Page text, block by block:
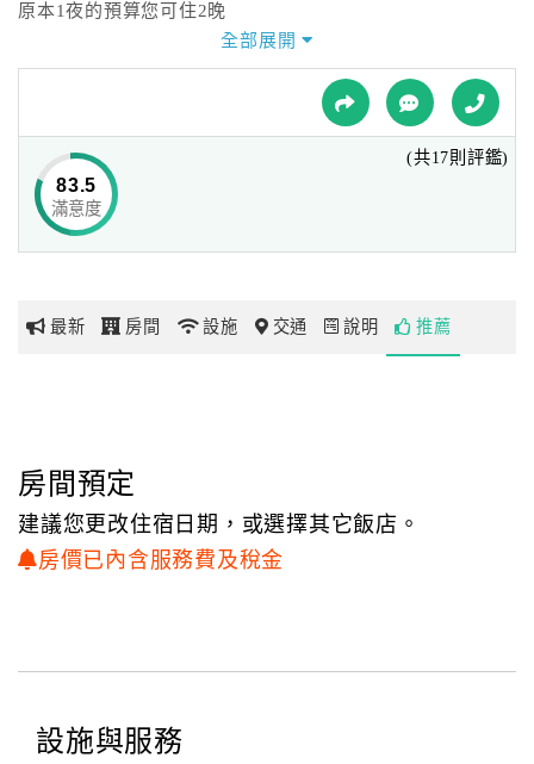
球
網
玩
地
圖
顧
顧
客
原本1夜的預算您可住2晚
將陸續在此揮灑創意
尚未塗鴉的素人房用超優惠的價格試賣
給愛旅遊風格獨具的您
全部展開
83.5
滿意度
(共17則評鑑)
最新 房間 設施 交通 說明 推薦
房間預定
建議您更改住宿日期，或選擇其它飯店。
房價已內含服務費及稅金
設施與服務